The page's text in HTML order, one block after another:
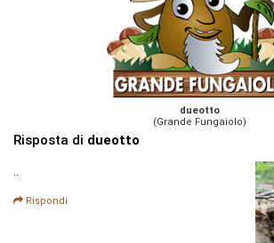
dueotto
(Grande Fungaiolo)
Risposta di dueotto
..
Rispondi